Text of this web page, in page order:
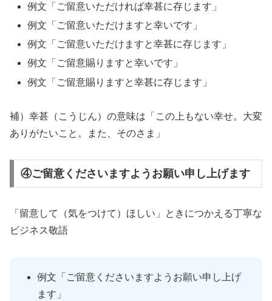
例文「ご留意いただければ幸甚に存じます」
例文「ご留意いただけますと幸いです」
例文「ご留意いただけますと幸甚に存じます」
例文「ご留意賜りますと幸いです」
例文「ご留意賜りますと幸甚に存じます」
補）幸甚（こうじん）の意味は「この上もない幸せ。大変
ありがたいこと。また、そのさま」
④ご留意くださいますようお願い申し上げます
「留意して（気をつけて）ほしい」ときにつかえる丁寧な
ビジネス敬語
例文「ご留意くださいますようお願い申し上げ
ます」